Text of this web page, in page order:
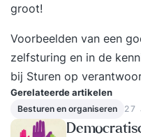
groot!
Voorbeelden van een
zelfsturing en in de
bij Sturen op
Gerelateerde artikelen
Besturen en organiseren 27